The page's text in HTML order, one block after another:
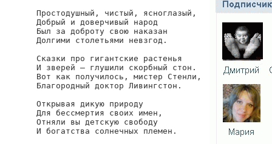
Простодушный, чистый, ясноглазый,
Добрый и доверчивый народ
Был за доброту свою наказан
Долгими столетьями невзгод.
Сказки про гигантские растенья
И зверей — глушили скорбный стон.
Вот как получилось, мистер Стенли,
Благородный доктор Ливингстон.
Открывая дикую природу
Для бессмертия своих имен,
Отняли вы детскую свободу
И богатства солнечных племен.